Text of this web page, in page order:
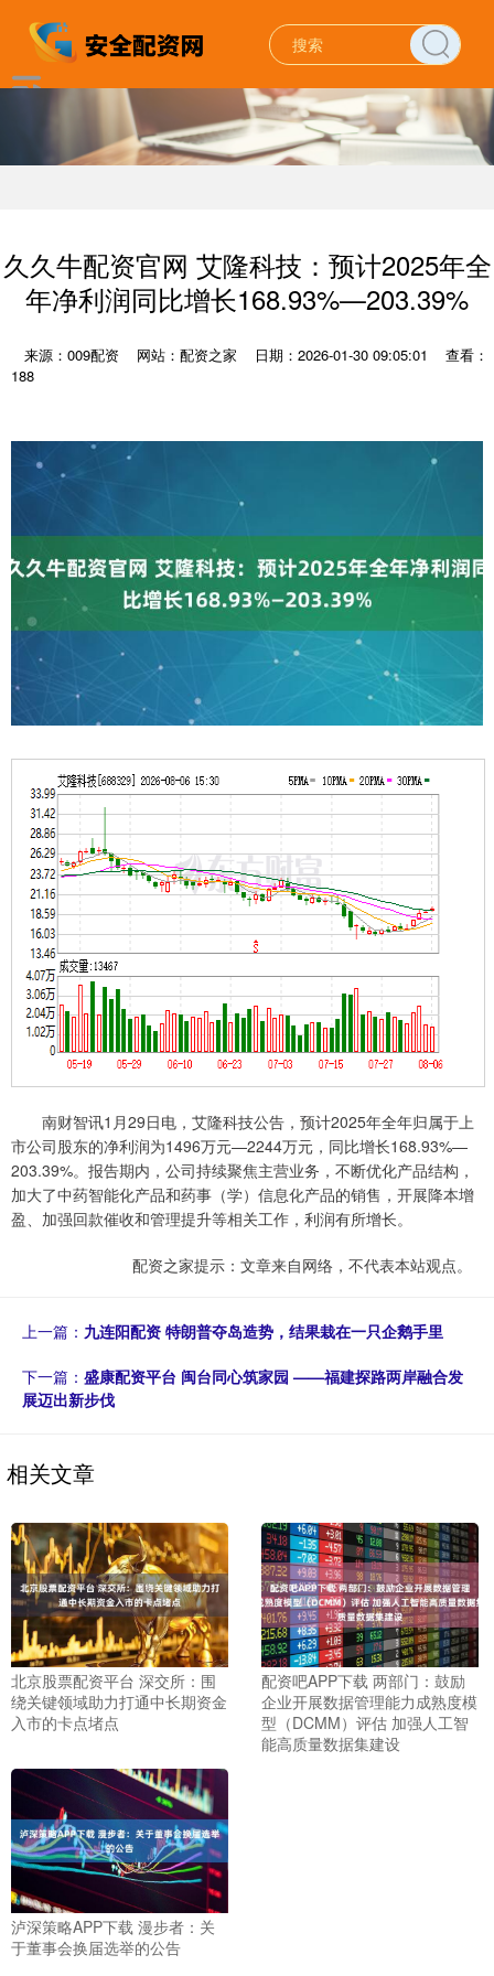
久久牛配资官网 艾隆科技：预计2025年全
年净利润同比增长168.93%—203.39%
来源：009配资 网站：配资之家 日期：2026-01-30 09:05:01
查看：
188
南财智讯1月29日电，艾隆科技公告，预计2025年全年归属于上
市公司股东的净利润为1496万元—2244万元，同比增长168.93%—
203.39%。报告期内，公司持续聚焦主营业务，不断优化产品结构，
加大了中药智能化产品和药事（学）信息化产品的销售，开展降本增
盈、加强回款催收和管理提升等相关工作，利润有所增长。
配资之家提示：文章来自网络，不代表本站观点。
上一篇： 九连阳配资 特朗普夺岛造势，结果栽在一只企鹅手里
下一篇： 盛康配资平台 闽台同心筑家园 ——福建探路两岸融合发
展迈出新步伐
相关文章
北京股票配资平台 深交所：围
绕关键领域助力打通中长期资金
入市的卡点堵点
配资吧APP下载 两部门：鼓励
企业开展数据管理能力成熟度模
型（DCMM）评估 加强人工智
能高质量数据集建设
泸深策略APP下载 漫步者：关
于董事会换届选举的公告